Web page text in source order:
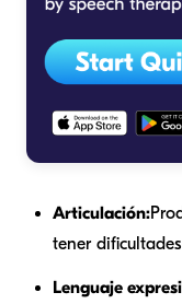
Articulación:
tener
Lenguaje